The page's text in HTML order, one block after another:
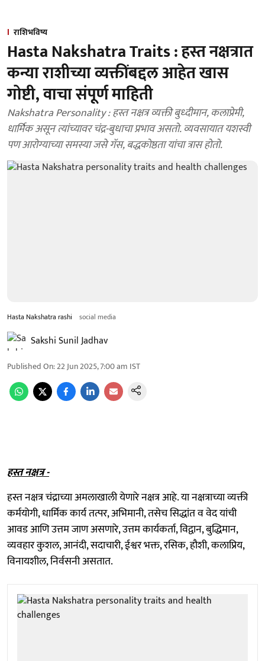
राशिभविष्य
Hasta Nakshatra Traits : हस्त नक्षत्रात
कन्या राशीच्या व्यक्तींबद्दल आहेत खास
गोष्टी, वाचा संपूर्ण माहिती
Nakshatra Personality : हस्त नक्षत्र व्यक्ती बुध्दीमान, कलाप्रेमी,
धार्मिक असून त्यांच्यावर चंद्र-बुधाचा प्रभाव असतो. व्यवसायात यशस्वी
पण आरोग्याच्या समस्या जसे गॅस, बद्धकोष्ठता यांचा त्रास होतो.
Hasta Nakshatra rashi social media
Sakshi Sunil Jadhav
Published On:22 Jun 2025, 7:00 am IST
हस्त नक्षत्र -
हस्त नक्षत्र चंद्राच्या अमलाखाली येणारे नक्षत्र आहे. या नक्षत्राच्या व्यक्ती
कर्मयोगी, धार्मिक कार्य तत्पर, अभिमानी, तसेच सिद्धांत व वेद यांची
आवड आणि उत्तम जाण असणारे, उत्तम कार्यकर्ता, विद्वान, बुद्धिमान,
व्यवहार कुशल, आनंदी, सदाचारी, ईश्वर भक्त, रसिक, हौशी, कलाप्रिय,
विनायशील, निर्वसनी असतात.